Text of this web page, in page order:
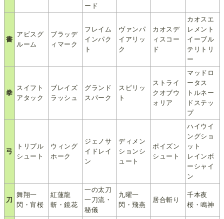
ード
書
アビスグ
ルーム
ブラッデ
ィマーク
フレイム
インパク
ト
ヴァンパ
イアリッ
ク
カオスデ
ィスコー
ド
カオスエ
レメント
イーブル
テリトリ
ー
拳
スイフト
アタック
ブレイズ
ラッシュ
グランド
スパーク
スピリッ
ト
ストライ
クオブウ
ォリア
マッドロ
ータス
トルネー
ドステッ
プ
弓
トリプル
シュート
ウィング
ホーク
ジェノサ
イドレイ
ン
ディメン
ションシ
ュート
ポイズン
シュート
ハイウイ
ングショ
ット
レインボ
ーシャイ
ン
刀
舞翔一
閃・宵桜
紅蓮龍
斬・鏡花
一の太刀
一刀流・
秘儀
九曜一
閃・飛燕
居合斬り
千本夜
桜・鳴神